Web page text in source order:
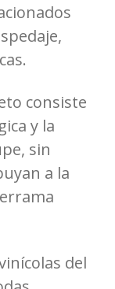
consiste
y la
sin
a la
del